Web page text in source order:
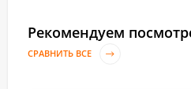
Рекомендуем
СРАВНИТЬ ВСЕ